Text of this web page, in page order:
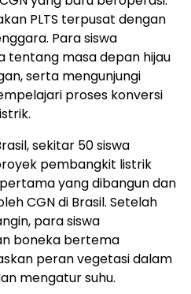
PLTS terpusat dengan
Para siswa
tentang masa depan hijau
serta mengunjungi
proses konversi
sekitar 50 siswa
pembangkit listrik
pertama yang dibangun dan
CGN di Brasil. Setelah
para siswa
boneka bertema
peran vegetasi dalam
mengatur suhu.